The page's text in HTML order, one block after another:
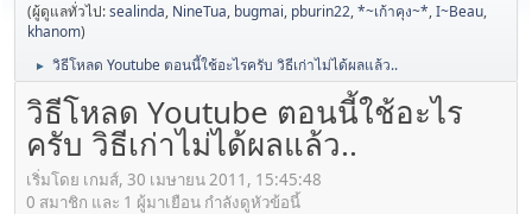
(ผู้ดูแลทั่วไป:sealinda, NineTua, bugmai, pburin22,*~เก้าคุง~*,I~Beau,
khanom)
► วิธีโหลด Youtube ตอนนี้ใช้อะไรครับ วิธีเก่าไม่ได้ผลแล้ว..
วิธีโหลด Youtube ตอนนี้ใช้อะไร
ครับ วิธีเก่าไม่ได้ผลแล้ว..
เริ่มโดย เกมส์, 30 เมษายน 2011, 15:45:48
0 สมาชิก และ 1 ผู้มาเยือน กำลังดูหัวข้อนี้